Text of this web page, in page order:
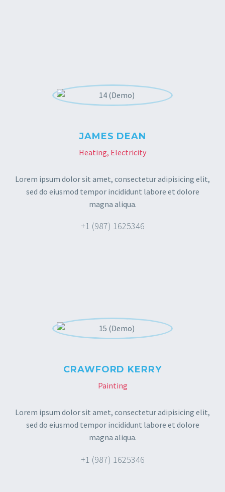
JAMES DEAN
Heating, Electricity
Lorem ipsum dolor sit amet, consectetur adipisicing elit,
sed do eiusmod tempor incididunt labore et dolore
magna aliqua.
+1 (987) 1625346
CRAWFORD KERRY
Painting
Lorem ipsum dolor sit amet, consectetur adipisicing elit,
sed do eiusmod tempor incididunt labore et dolore
magna aliqua.
+1 (987) 1625346